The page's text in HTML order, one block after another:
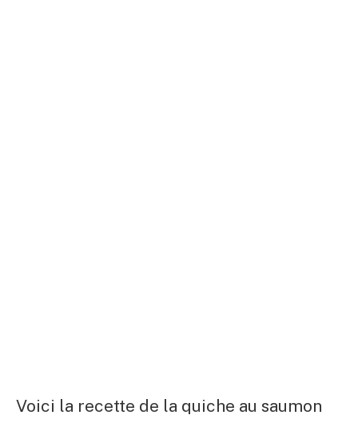
Voici la recette de la quiche au saumon